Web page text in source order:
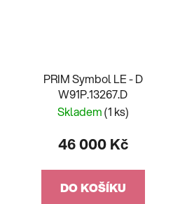
PRIM Symbol LE - D
W91P.13267.D
Skladem(1 ks)
46 000 Kč
DO KOŠÍKU